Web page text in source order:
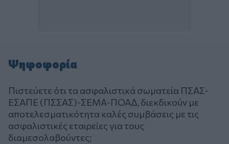
Ψηφοφορία
Πιστεύετε ότι τα ασφαλιστικά σωματεία ΠΣΑΣ-
ΕΣΑΠΕ (ΠΣΣΑΣ)-ΣΕΜΑ-ΠΟΑΔ, διεκδικούν με
αποτελεσματικότητα καλές συμβάσεις με τις
ασφαλιστικές εταιρείες για τους
διαμεσολαβούντες;